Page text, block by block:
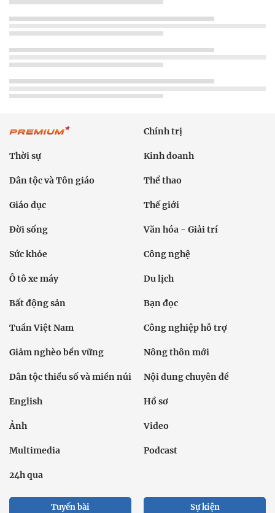
Chính trị
Thời sự Kinh doanh
Dân tộc và Tôn giáo Thể thao
Giáo dục Thế giới
Đời sống Văn hóa - Giải trí
Sức khỏe Công nghệ
Ô tô xe máy Du lịch
Bất động sản Bạn đọc
Tuần Việt Nam Công nghiệp hỗ trợ
Giảm nghèo bền vững Nông thôn mới
Dân tộc thiểu số và miền núi Nội dung chuyên đề
English Hồ sơ
Ảnh Video
Multimedia Podcast
24h qua
Tuyến bài Sự kiện